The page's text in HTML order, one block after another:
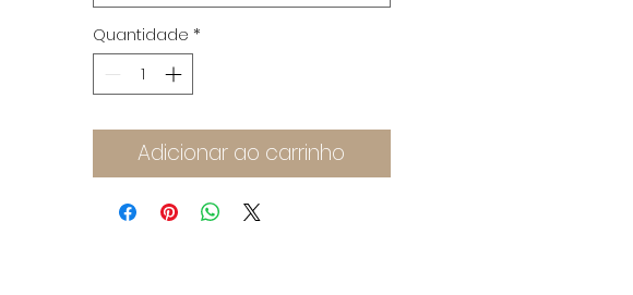
Quantidade *
Adicionar ao carrinho